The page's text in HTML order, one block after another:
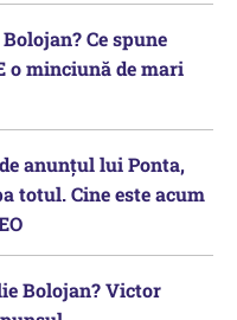
Ce spune
o minciună de mari
anunțul lui Ponta,
totul. Cine este acum
Bolojan? Victor